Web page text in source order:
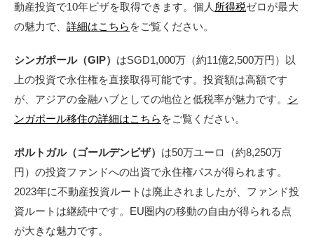
動産投資で10年ビザを取得できます。個人 所得税ゼロが最大
の魅力で、 詳細はこちら をご覧ください。
シンガポール（GIP） はSGD1,000万（約11億2,500万円）以
上の投資で永住権を直接取得可能です。投資額は高額です
が、アジアの金融ハブとしての地位と低税率が魅力です。 シ
ンガポール移住の詳細はこちら をご覧ください。
ポルトガル（ゴールデンビザ） は50万ユーロ（約8,250万
円）の投資ファンドへの出資で永住権パスが得られます。
2023年に不動産投資ルートは廃止されましたが、ファンド投
資ルートは継続中です。EU圏内の移動の自由が得られる点
が大きな魅力です。